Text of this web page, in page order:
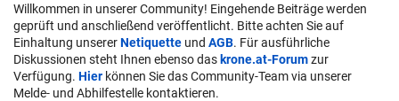
Willkommen in unserer Community! Eingehende Beiträge werden
geprüft und anschließend veröffentlicht. Bitte achten Sie auf
Einhaltung unsererNetiquette und AGB. Für ausführliche
Diskussionen steht Ihnen ebenso das krone.at-Forumzur
Verfügung. Hier können Sie das Community-Team via unserer
Melde- und Abhilfestelle kontaktieren.